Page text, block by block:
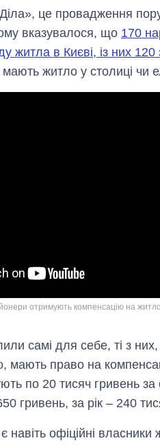
це провадження
вказувалося, що 170
житла в Києві, із них
житло у столиці чи
отримують компенсацію на
самі для себе, ті з
мають право на
по 20 тисяч гривень
гривень, за рік – 240
навіть офіційні